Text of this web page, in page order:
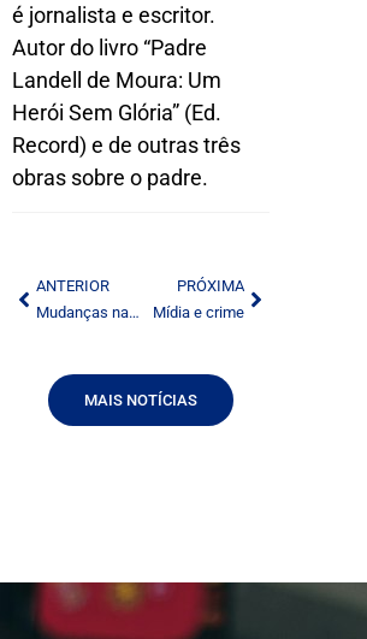
é jornalista e escritor.
Autor do livro “Padre
Landell de Moura: Um
Herói Sem Glória” (Ed.
Record) e de outras três
obras sobre o padre.
ANTERIOR
Mudanças na lei autoral
PRÓXIMA
Mídia e crime
MAIS NOTÍCIAS